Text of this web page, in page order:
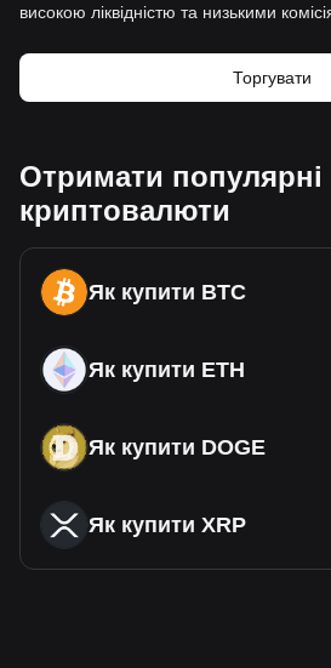
високою ліквідністю та низькими
Торгувати
Отримати популярні
криптовалюти
Як купити BTC
Як купити ETH
Як купити DOGE
Як купити XRP